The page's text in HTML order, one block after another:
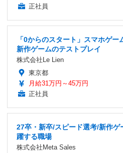
正社員
「0からのスタート」スマホゲ
新作ゲームのテストプレイ
株式会社Le Lien
東京都
月給31万円～45万円
正社員
27卒・新卒/スピード選考/新作
躍する職場
株式会社Meta Sales